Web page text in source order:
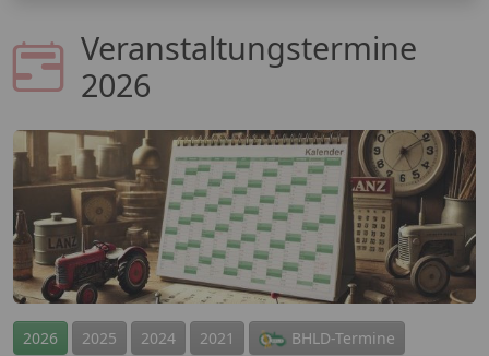
Veranstaltungstermine
2026
2026 2025 2024 2021 BHLD-Termine